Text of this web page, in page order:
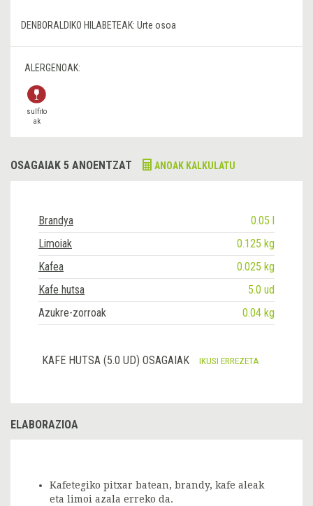
DENBORALDIKO HILABETEAK: Urte osoa
ALERGENOAK:
sulfito
ak
OSAGAIAK 5 ANOENTZAT ANOAK KALKULATU
Brandya
0.05 l
Limoiak
0.125 kg
Kafea
0.025 kg
Kafe hutsa
5.0 ud
Azukre-zorroak
0.04 kg
KAFE HUTSA (5.0 UD) OSAGAIAK IKUSI ERREZETA
ELABORAZIOA
Kafetegiko pitxar batean, brandy, kafe aleak
eta limoi azala erreko da.